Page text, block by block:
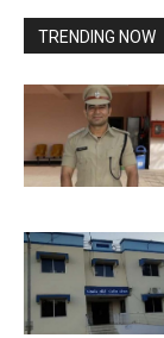
TRENDING NOW